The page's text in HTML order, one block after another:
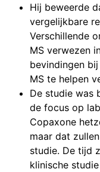
Hij beweerde
vergelijkbare
Verschillende
MS verwezen
bevindingen
MS te helpen
De studie was
de focus op
Copaxone
maar dat
studie. De tijd
klinische